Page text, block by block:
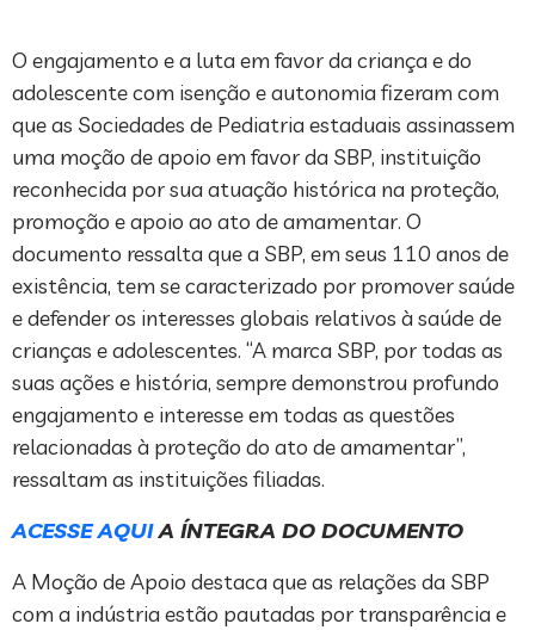
O engajamento e a luta em favor da criança e do
adolescente com isenção e autonomia fizeram com
que as Sociedades de Pediatria estaduais assinassem
uma moção de apoio em favor da SBP, instituição
reconhecida por sua atuação histórica na proteção,
promoção e apoio ao ato de amamentar. O
documento ressalta que a SBP, em seus 110 anos de
existência, tem se caracterizado por promover saúde
e defender os interesses globais relativos à saúde de
crianças e adolescentes. “A marca SBP, por todas as
suas ações e história, sempre demonstrou profundo
engajamento e interesse em todas as questões
relacionadas à proteção do ato de amamentar”,
ressaltam as instituições filiadas.
ACESSE AQUIA ÍNTEGRA DO DOCUMENTO
A Moção de Apoio destaca que as relações da SBP
com a indústria estão pautadas por transparência e